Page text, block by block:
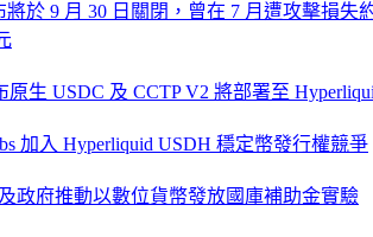
將於 9 月 30 日關閉，曾在 7 月遭攻擊損失
原生 USDC 及 CCTP V2 將部署至
加入 Hyperliquid USDH 穩定幣發行權競爭
政府推動以數位貨幣發放國庫補助金實驗